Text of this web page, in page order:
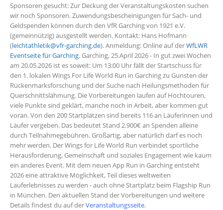
Sponsoren gesucht: Zur Deckung der Veranstaltungskosten suchen
wir noch Sponsoren. Zuwendungsbescheinigungen für Sach- und
Geldspenden können durch den VfR Garching von 1921 e.V.
(gemeinnützig) ausgestellt werden. Kontakt: Hans Hofmann
(leichtathletik@vfr-garching.de). Anmeldung: Online auf derWfLWR
Eventseite für Garching. Garching, 25.April 2026 - In gut zwei Wochen
am 20.05.2026 ist es soweit: Um 13:00 Uhr fällt der Startschuss für
den 1. lokalen Wings For Life World Run in Garching zu Gunsten der
Rückenmarksforschung und der Suche nach Heilungsmethoden für
Querschnittslähmung. Die Vorbereitungen laufen auf Hochtouren,
viele Punkte sind geklärt, manche noch in Arbeit, aber kommen gut
voran. Von den 200 Startplätzen sind bereits 116 an Läuferinnen und
Läufer vergeben. Das bedeutet Stand 2.900€ an Spenden alleine
durch Teilnahmegebühren. Großartig, aber natürlich darf es noch
mehr werden. Der Wings for Life World Run verbindet sportliche
Herausforderung, Gemeinschaft und soziales Engagement wie kaum
ein anderes Event. Mit dem neuen App Run in Garching entsteht
2026 eine attraktive Möglichkeit, Teil dieses weltweiten
Lauferlebnisses zu werden - auch ohne Startplatz beim Flagship Run
in München. Den aktuellen Stand der Vorbereitungen und weitere
Details findest du auf derVeranstaltungsseite.